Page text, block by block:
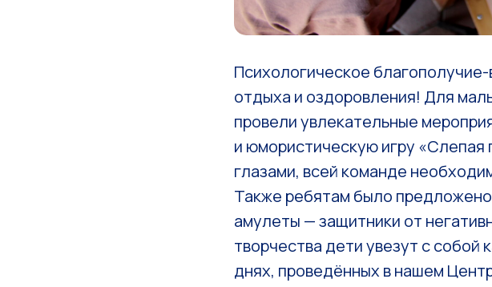
Психологическое
отдыха и оздоровления! Для
провели увлекательные
и юмористическую игру «Слепая
глазами, всей команде
Также ребятам было
амулеты — защитники от
творчества дети увезут с собой
днях, проведённых в нашем